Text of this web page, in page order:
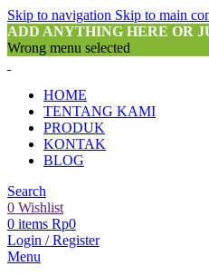
Skip to navigation Skip to main
ADD ANYTHING HERE OR
Wrong menu selected
HOME
TENTANG KAMI
PRODUK
KONTAK
BLOG
Search
0 Wishlist
0 items Rp0
Login / Register
Menu